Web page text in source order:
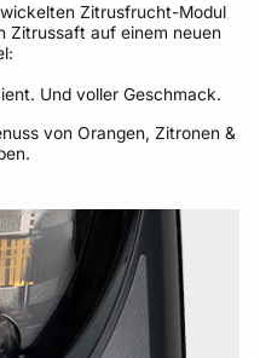
Zitrusfrucht-Modul
Zitrussaft auf einem neuen
Und voller Geschmack.
von Orangen, Zitronen &